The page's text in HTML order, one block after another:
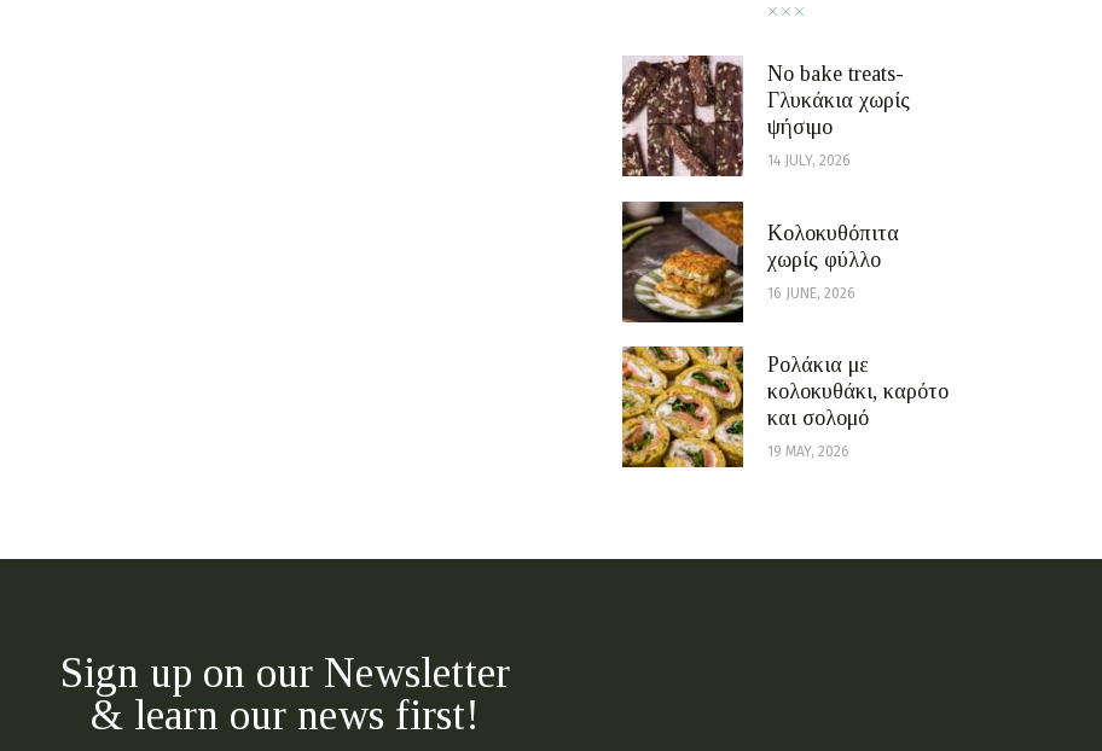
No bake treats-
Γλυκάκια χωρίς
ψήσιμο
14 JULY, 2026
Κολοκυθόπιτα
χωρίς φύλλο
16 JUNE, 2026
Ρολάκια με
κολοκυθάκι, καρότο
και σολομό
19 MAY, 2026
Sign up on our Newsletter
& learn our news first!